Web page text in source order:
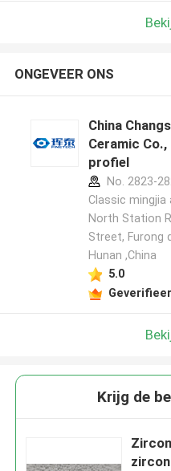
ONGEVEER ONS
China
Ceramic
profiel
No. 2823-
Classic mingjia
North Station
Street, Furong
Hunan ,China
5.0
Krijg de